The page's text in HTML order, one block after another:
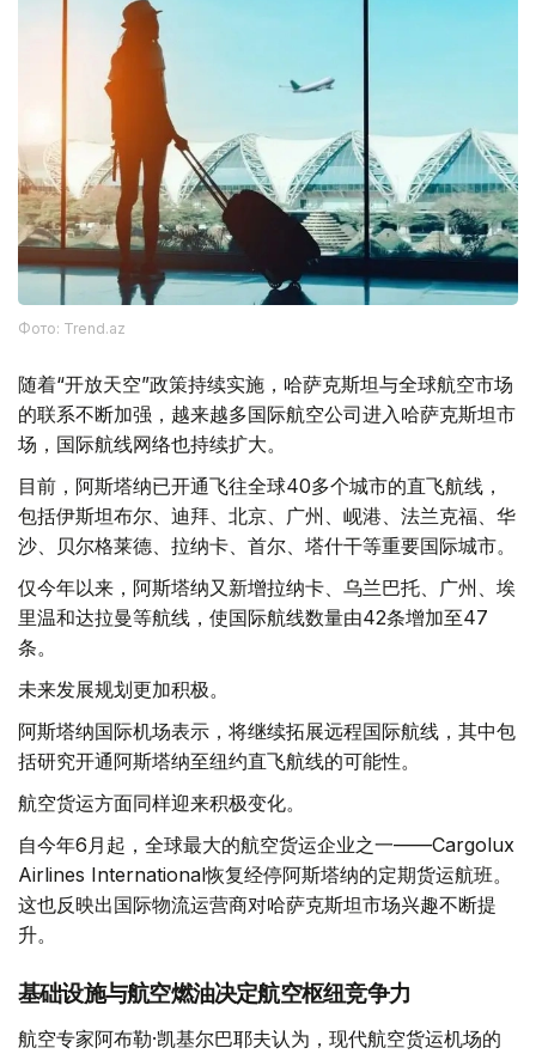
Фото: Trend.az
随着“开放天空”政策持续实施，哈萨克斯坦与全球航空市场
的联系不断加强，越来越多国际航空公司进入哈萨克斯坦市
场，国际航线网络也持续扩大。
目前，阿斯塔纳已开通飞往全球40多个城市的直飞航线，
包括伊斯坦布尔、迪拜、北京、广州、岘港、法兰克福、华
沙、贝尔格莱德、拉纳卡、首尔、塔什干等重要国际城市。
仅今年以来，阿斯塔纳又新增拉纳卡、乌兰巴托、广州、埃
里温和达拉曼等航线，使国际航线数量由42条增加至47
条。
未来发展规划更加积极。
阿斯塔纳国际机场表示，将继续拓展远程国际航线，其中包
括研究开通阿斯塔纳至纽约直飞航线的可能性。
航空货运方面同样迎来积极变化。
自今年6月起，全球最大的航空货运企业之一——Cargolux
Airlines International恢复经停阿斯塔纳的定期货运航班。
这也反映出国际物流运营商对哈萨克斯坦市场兴趣不断提
升。
基础设施与航空燃油决定航空枢纽竞争力
航空专家阿布勒·凯基尔巴耶夫认为，现代航空货运机场的